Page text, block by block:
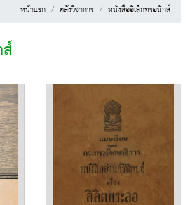
หน้าแรก คลังวิชาการ หนังสืออิเล็กทรอนิกส์